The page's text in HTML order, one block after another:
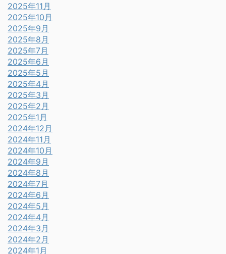
2025年11月
2025年10月
2025年9月
2025年8月
2025年7月
2025年6月
2025年5月
2025年4月
2025年3月
2025年2月
2025年1月
2024年12月
2024年11月
2024年10月
2024年9月
2024年8月
2024年7月
2024年6月
2024年5月
2024年4月
2024年3月
2024年2月
2024年1月